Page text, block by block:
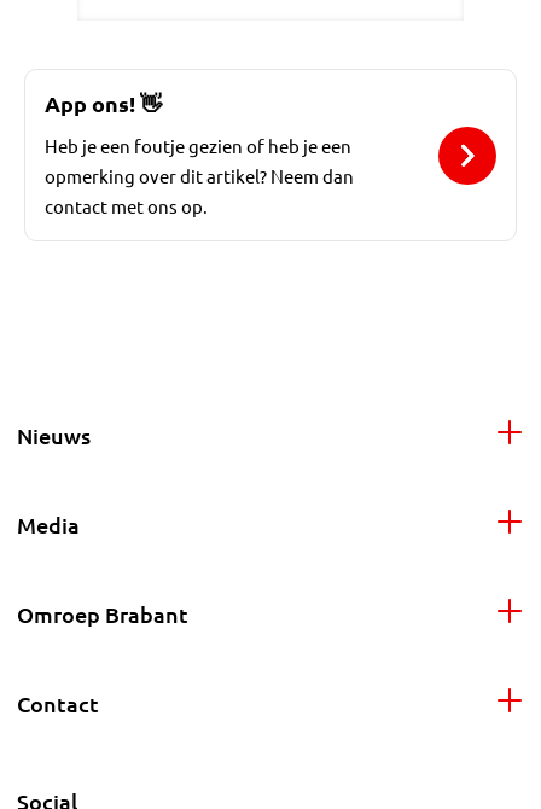
App ons!👋
Heb je een foutje gezien of heb je een
opmerking over dit artikel? Neem dan
contact met ons op.
Nieuws
Media
Omroep Brabant
Contact
Social